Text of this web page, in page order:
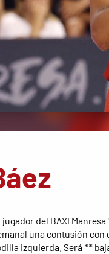
jugador del BAXI
una contusión con
izquierda. Será **